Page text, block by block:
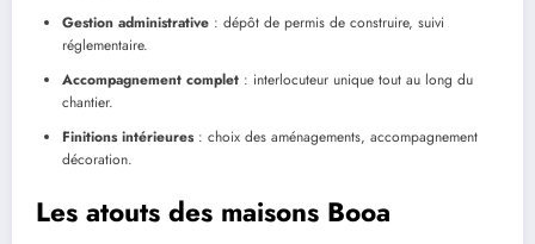
Gestion administrative : dépôt de permis de construire, suivi
réglementaire.
Accompagnement complet : interlocuteur unique tout au long du
chantier.
Finitions intérieures: choix des aménagements, accompagnement
décoration.
Les atouts des maisons Booa